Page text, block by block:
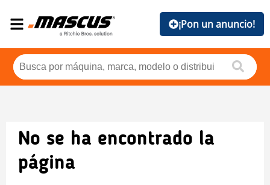
¡Pon un anuncio!
No se ha encontrado la
página